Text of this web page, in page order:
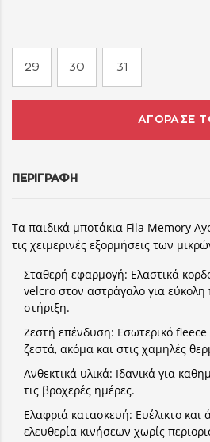
29 30 31
ΑΓΟΡΑΣΕ
ΠΕΡΙΓΡΑΦΗ
Τα παιδικά μποτάκια Fila Memory
τις χειμερινές εξορμήσεις των
Σταθερή εφαρμογή: Ελαστικά
velcro στον αστράγαλο για
στήριξη.
Ζεστή επένδυση: Εσωτερικό
ζεστά, ακόμα και στις χαμηλές
Ανθεκτικά υλικά: Ιδανικά για
τις βροχερές ημέρες.
Ελαφριά κατασκευή: Ευέλικτο και
ελευθερία κινήσεων χωρίς